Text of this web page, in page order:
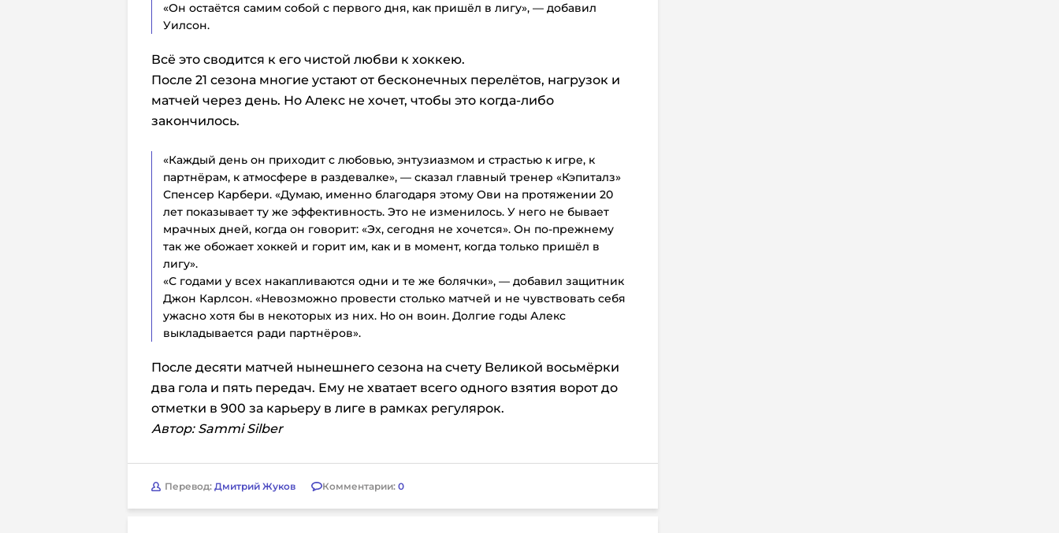
«Он остаётся самим собой с первого дня, как пришёл в лигу», — добавил
Уилсон.
Всё это сводится к его чистой любви к хоккею.
После 21 сезона многие устают от бесконечных перелётов, нагрузок и
матчей через день. Но Алекс не хочет, чтобы это когда-либо
закончилось.
«Каждый день он приходит с любовью, энтузиазмом и страстью к игре, к
партнёрам, к атмосфере в раздевалке», — сказал главный тренер «Кэпиталз»
Спенсер Карбери. «Думаю, именно благодаря этому Ови на протяжении 20
лет показывает ту же эффективность. Это не изменилось. У него не бывает
мрачных дней, когда он говорит: «Эх, сегодня не хочется». Он по-прежнему
так же обожает хоккей и горит им, как и в момент, когда только пришёл в
лигу».
«С годами у всех накапливаются одни и те же болячки», — добавил защитник
Джон Карлсон. «Невозможно провести столько матчей и не чувствовать себя
ужасно хотя бы в некоторых из них. Но он воин. Долгие годы Алекс
выкладывается ради партнёров».
После десяти матчей нынешнего сезона на счету Великой восьмёрки
два гола и пять передач. Ему не хватает всего одного взятия ворот до
отметки в 900 за карьеру в лиге в рамках регулярок.
Автор: Sammi Silber
Перевод: Дмитрий Жуков Комментарии: 0